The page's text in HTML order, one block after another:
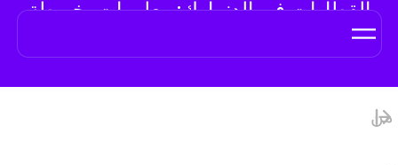
القطارات في الدنمارك: معلومات، خريطة